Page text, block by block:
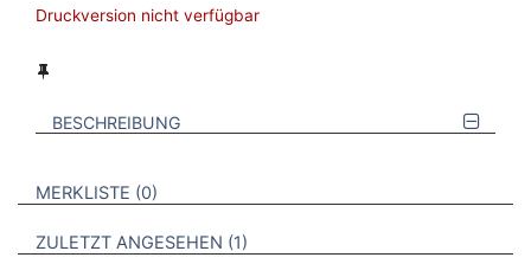
Druckversion nicht verfügbar
BESCHREIBUNG
VERWEISE AUF VERMERKTE- ODER ZULETZT ANGESEHENE
MERKLISTE 0 BROSCHÜREN
ZULETZT ANGESEHEN 1 BROSCHÜREN